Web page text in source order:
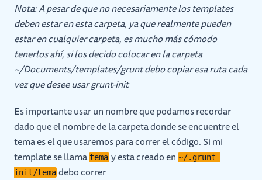
Nota: A pesar de que no necesariamente los templates
deben estar en esta carpeta, ya que realmente pueden
estar en cualquier carpeta, es mucho más cómodo
tenerlos ahí, si los decido colocar en la carpeta
~/Documents/templates/grunt debo copiar esa ruta cada
vez que desee usar grunt-init
Es importante usar un nombre que podamos recordar
dado que el nombre de la carpeta donde se encuentre el
tema es el que usaremos para correr el código. Si mi
template se llama temay esta creado en ~/.grunt-
init/tema debo correr